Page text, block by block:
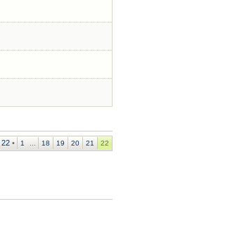
22 • 1 18 19 20 21 22